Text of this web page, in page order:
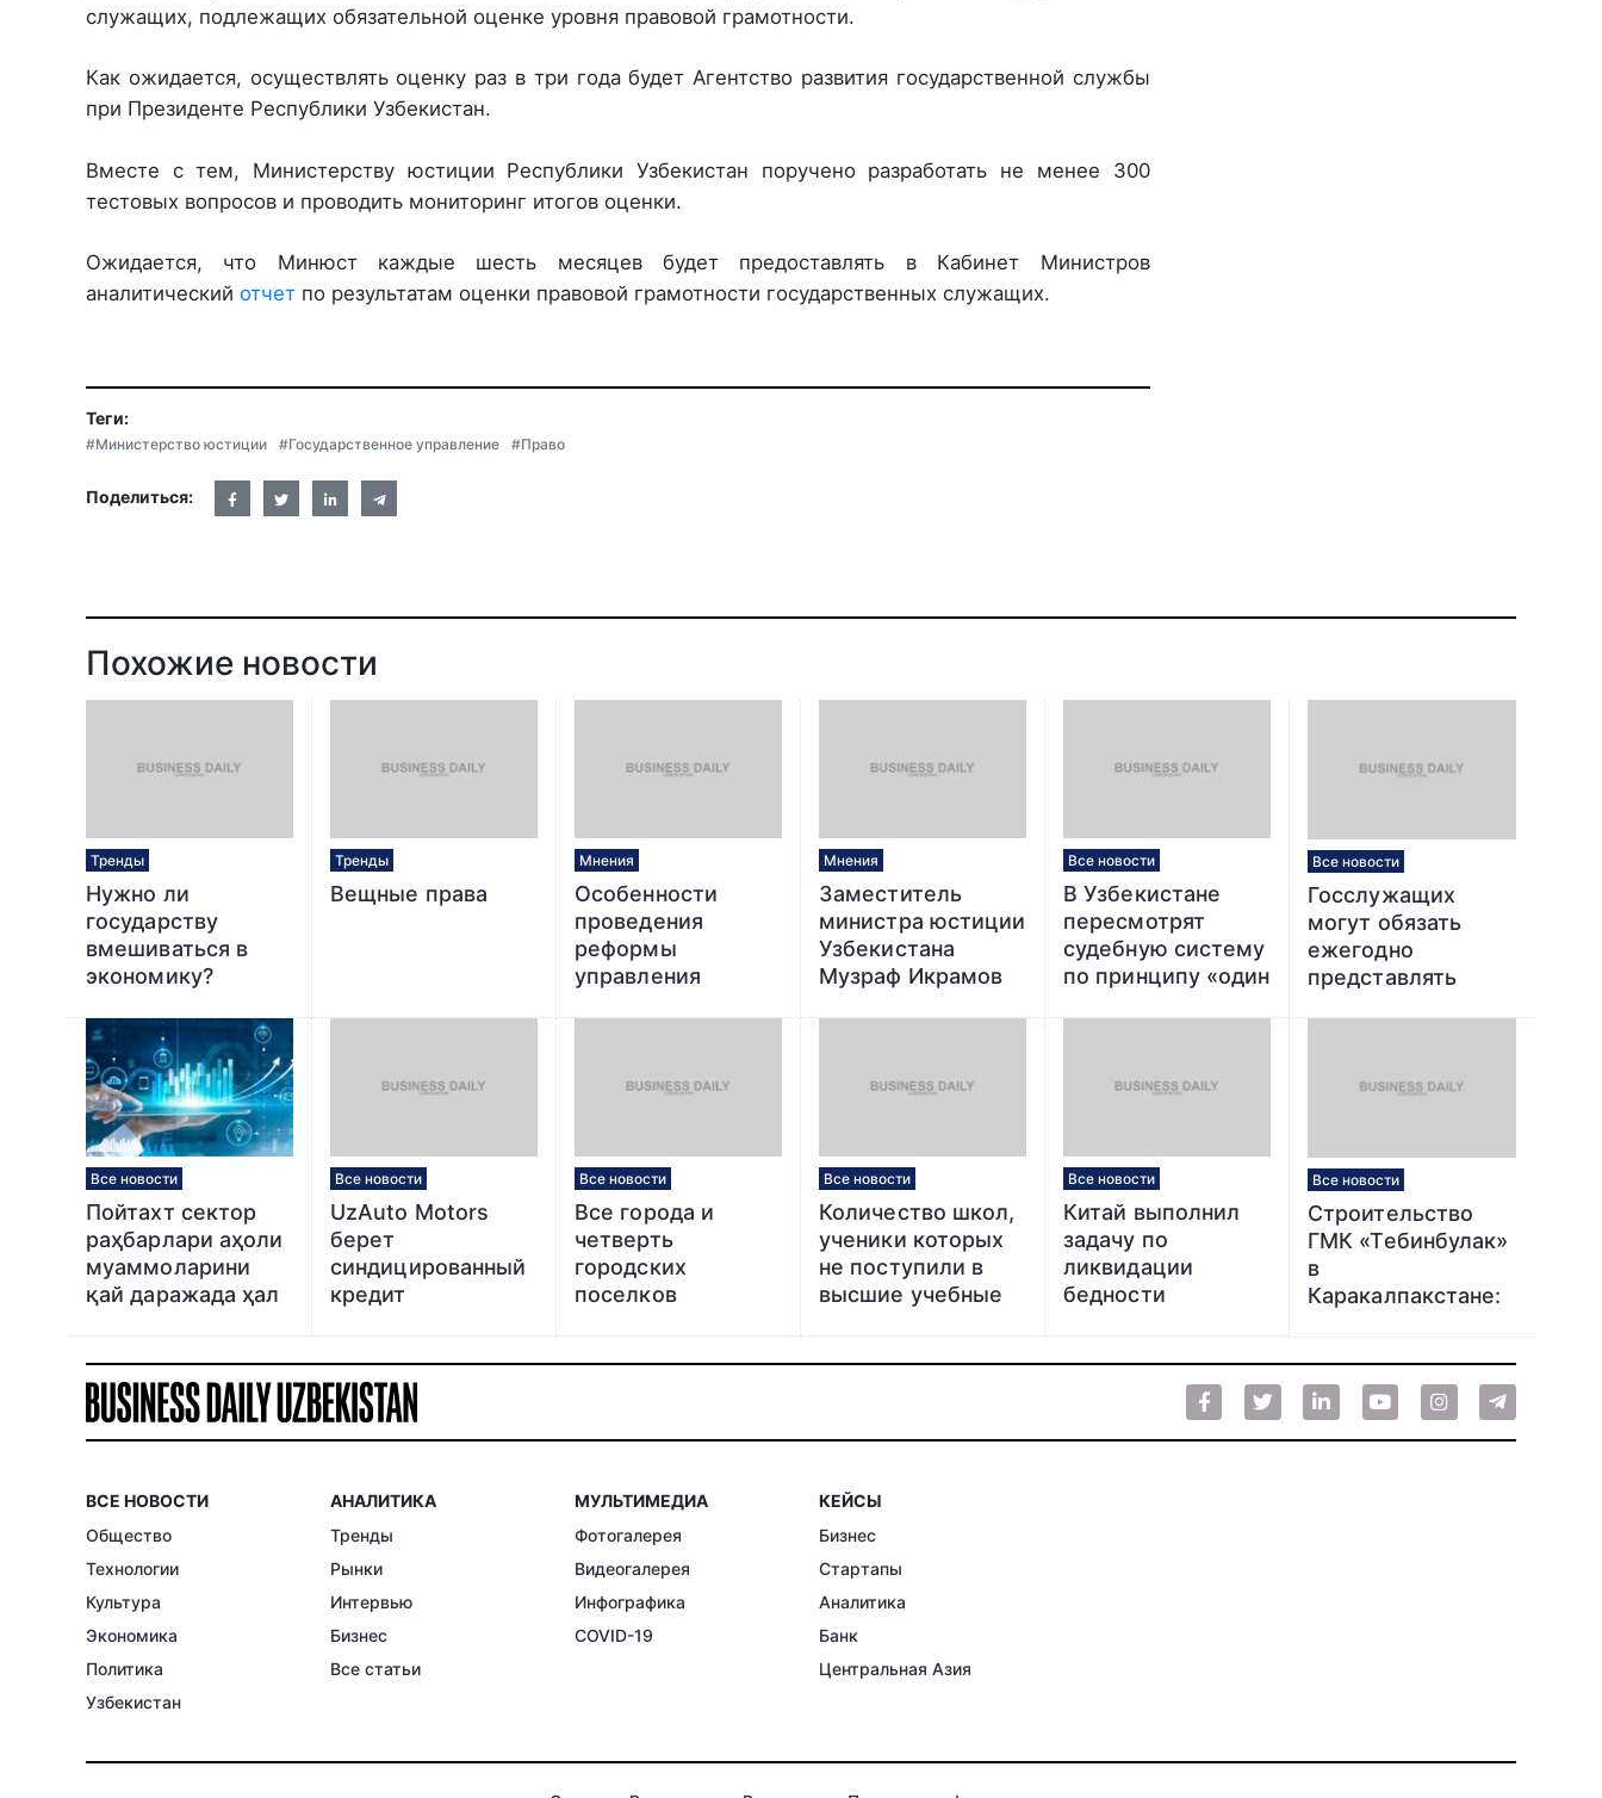
служащих, подлежащих обязательной оценке уровня правовой грамотности.
Как ожидается, осуществлять оценку раз в три года будет Агентство развития государственной службы
при Президенте Республики Узбекистан.
Вместе с тем, Министерству юстиции Республики Узбекистан поручено разработать не менее 300
тестовых вопросов и проводить мониторинг итогов оценки.
Ожидается, что Минюст каждые шесть месяцев будет предоставлять в Кабинет Министров
аналитический отчет по результатам оценки правовой грамотности государственных служащих.
Теги:
#Министерство юстиции #Государственное управление #Право
Поделиться:
Похожие новости
Тренды
Нужно ли
государству
вмешиваться в
экономику?
Тренды
Вещные права
Мнения
Особенности
проведения
реформы
управления
Мнения
Заместитель
министра юстиции
Узбекистана
Музраф Икрамов
коронавирусом
Все новости
В Узбекистане
пересмотрят
судебную систему
по принципу «один
Все новости
Госслужащих
могут обязать
ежегодно
представлять
крупных расходах
Все новости
Пойтахт сектор
раҳбарлари аҳоли
муаммоларини
қай даражада ҳал
Все новости
UzAuto Motors
берет
синдицированный
кредит
Все новости
Все города и
четверть
городских
поселков
Все новости
Количество школ,
ученики которых
не поступили в
высшие учебные
Все новости
Китай выполнил
задачу по
ликвидации
бедности
Все новости
Строительство
ГМК «Тебинбулак»
в
Каракалпакстане:
ВСЕ НОВОСТИ
Общество
Технологии
Культура
Экономика
Политика
Узбекистан
АНАЛИТИКА
Тренды
Рынки
Интервью
Бизнес
Все статьи
МУЛЬТИМЕДИА
Фотогалерея
Видеогалерея
Инфографика
COVID-19
КЕЙСЫ
Бизнес
Стартапы
Аналитика
Банк
Центральная Азия